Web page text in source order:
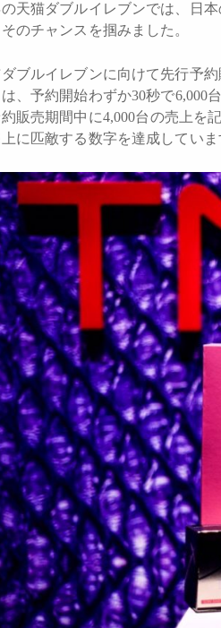
天猫ダブルイレブンでは、日
のチャンスを掴みました。
ブルイレブンに向けて先行予
、予約開始わずか30秒で6,000
販売期間中に4,000台の売上を
に匹敵する数字を達成していま